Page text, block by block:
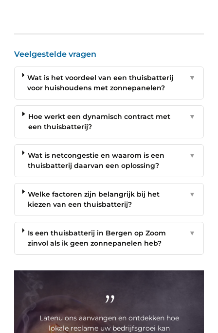
Veelgestelde vragen
Wat is het voordeel van een thuisbatterij
voor huishoudens met zonnepanelen?
▼
Hoe werkt een dynamisch contract met
een thuisbatterij?
▼
Wat is netcongestie en waarom is een
thuisbatterij daarvan een oplossing?
▼
Welke factoren zijn belangrijk bij het
kiezen van een thuisbatterij?
▼
Is een thuisbatterij in Bergen op Zoom
zinvol als ik geen zonnepanelen heb?
▼
"
Latenu ons aanvangen en ontdekken hoe
lokale reclame uw bedrijfsgroei kan